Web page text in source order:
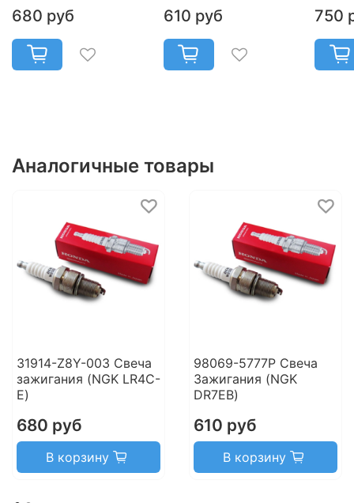
680 руб 610 руб 750
Аналогичные товары
31914-Z8Y-003 Свеча
зажигания (NGK LR4C-
E)
680 руб
В корзину
98069-5777P Свеча
Зажигания (NGK
DR7EB)
610 руб
В корзину